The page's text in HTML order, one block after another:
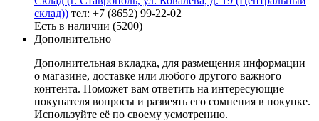
склад)) тел: +7 (8652) 99-22-02
Есть в наличии (5200)
Дополнительно
Дополнительная вкладка, для размещения информации
о магазине, доставке или любого другого важного
контента. Поможет вам ответить на интересующие
покупателя вопросы и развеять его сомнения в покупке.
Используйте её по своему усмотрению.